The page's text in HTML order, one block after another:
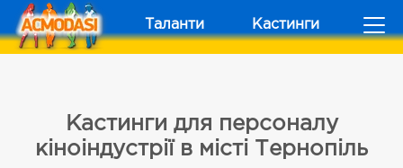
Таланти Кастинги
Кастинги для персоналу
кіноіндустрії в місті Тернопіль